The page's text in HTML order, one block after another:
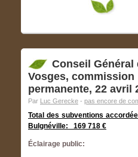
Conseil Général
Vosges, commission
permanente, 22 avril
Par Luc Gerecke - pas encore de
Total des subventions
Bulgnéville: 169 718 €
Éclairage public: